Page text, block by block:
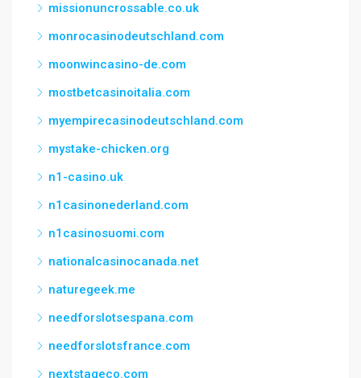
missionuncrossable.co.uk
monrocasinodeutschland.com
moonwincasino-de.com
mostbetcasinoitalia.com
myempirecasinodeutschland.com
mystake-chicken.org
n1-casino.uk
n1casinonederland.com
n1casinosuomi.com
nationalcasinocanada.net
naturegeek.me
needforslotsespana.com
needforslotsfrance.com
nextstageco.com